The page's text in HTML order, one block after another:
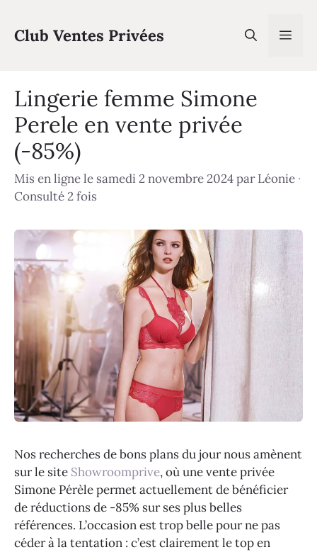
contenu
Club Ventes Privées
Lingerie femme Simone
Perele en vente privée
(-85%)
Mis en ligne le samedi 2 novembre 2024parLéonie ·
Consulté 2 fois
Nos recherches de bons plans du jour nous amènent
sur le site Showroomprive, où une vente privée
Simone Pérèle permet actuellement de bénéficier
de réductions de -85% sur ses plus belles
références. L’occasion est trop belle pour ne pas
céder à la tentation : c’est clairement le top en